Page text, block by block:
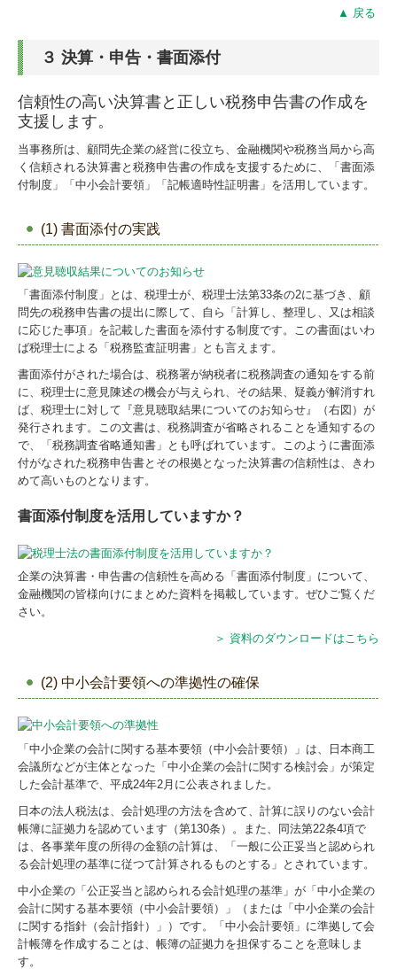
▲ 戻る
３ 決算・申告・書面添付
信頼性の高い決算書と正しい税務申告書の作成を
支援します。
当事務所は、顧問先企業の経営に役立ち、金融機関や税務当局から高
く信頼される決算書と税務申告書の作成を支援するために、「書面添
付制度」「中小会計要領」「記帳適時性証明書」を活用しています。
(1) 書面添付の実践
「書面添付制度」とは、税理士が、税理士法第33条の2に基づき、顧
問先の税務申告書の提出に際して、自ら「計算し、整理し、又は相談
に応じた事項」を記載した書面を添付する制度です。この書面はいわ
ば税理士による「税務監査証明書」とも言えます。
書面添付がされた場合は、税務署が納税者に税務調査の通知をする前
に、税理士に意見陳述の機会が与えられ、その結果、疑義が解消すれ
ば、税理士に対して『意見聴取結果についてのお知らせ』（右図）が
発行されます。この文書は、税務調査が省略されることを通知するの
で、「税務調査省略通知書」とも呼ばれています。このように書面添
付がなされた税務申告書とその根拠となった決算書の信頼性は、きわ
めて高いものとなります。
書面添付制度を活用していますか？
企業の決算書・申告書の信頼性を高める「書面添付制度」について、
金融機関の皆様向けにまとめた資料を掲載しています。ぜひご覧くだ
さい。
＞ 資料のダウンロードはこちら
(2) 中小会計要領への準拠性の確保
「中小企業の会計に関する基本要領（中小会計要領）」は、日本商工
会議所などが主体となった「中小企業の会計に関する検討会」が策定
した会計基準で、平成24年2月に公表されました。
日本の法人税法は、会計処理の方法を含めて、計算に誤りのない会計
帳簿に証拠力を認めています（第130条）。また、同法第22条4項で
は、各事業年度の所得の金額の計算は、「一般に公正妥当と認められ
る会計処理の基準に従つて計算されるものとする」とされています。
中小企業の「公正妥当と認められる会計処理の基準」が「中小企業の
会計に関する基本要領（中小会計要領）」（または「中小企業の会計
に関する指針（会計指針）」）です。「中小会計要領」に準拠して会
計帳簿を作成することは、帳簿の証拠力を担保することを意味しま
す。